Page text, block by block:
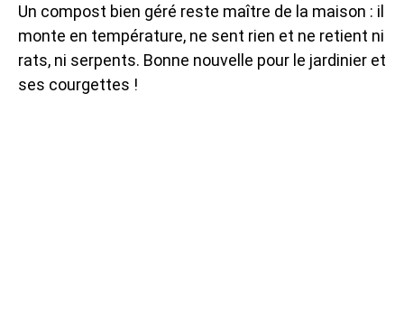
Un compost bien géré reste maître de la maison : il
monte en température, ne sent rien et ne retient ni
rats, ni serpents. Bonne nouvelle pour le jardinier et
ses courgettes !